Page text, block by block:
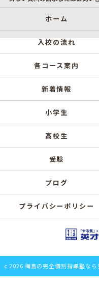
ホーム
入校の流れ
各コース案内
新着情報
小学生
高校生
受験
ブログ
プライバシーポリシー
c 2026 梅島の完全個別指導塾なら